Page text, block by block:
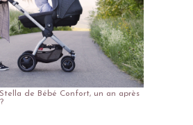
de Bébé Confort, un an après